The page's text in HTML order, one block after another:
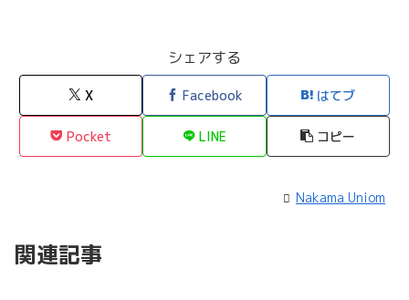
シェアする
X Facebook はてブ
Pocket LINE コピー
Nakama Uniom
関連記事